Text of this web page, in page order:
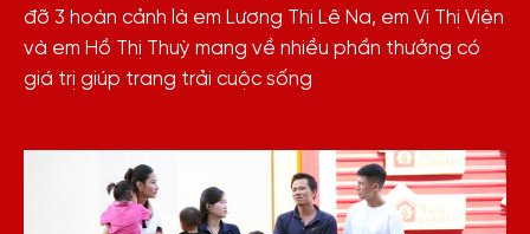
đỡ 3 hoàn cảnh là em Lương Thị Lê Na, em Vi Thị Viện
và em Hồ Thị Thuỳ mang về nhiều phần thưởng có
giá trị giúp trang trải cuộc sống